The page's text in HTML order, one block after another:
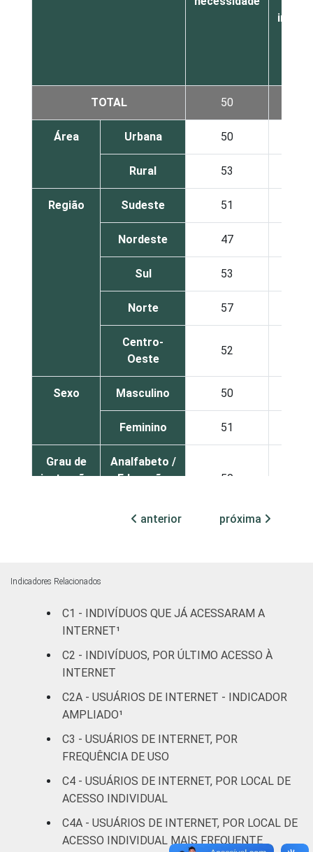
TOTAL 50
Área Urbana 50
Rural 53
Região Sudeste 51
Nordeste 47
Sul 53
Norte 57
Centro-
Oeste
52
Sexo Masculino 50
Feminino 51
Grau de
instrução
Analfabeto /
Educação
50
51
Faixa
etária
De 10 a 15
anos
anos
50
De 25 a 34
anos
56
De 35 a 44
anos
De 45 a 59
51 66
anterior próxima
Indicadores Relacionados
C1 - INDIVÍDUOS QUE JÁ ACESSARAM A
INTERNET¹
C2 - INDIVÍDUOS, POR ÚLTIMO ACESSO À
INTERNET
C2A - USUÁRIOS DE INTERNET - INDICADOR
AMPLIADO¹
C3 - USUÁRIOS DE INTERNET, POR
FREQUÊNCIA DE USO
C4 - USUÁRIOS DE INTERNET, POR LOCAL DE
ACESSO INDIVIDUAL
C4A - USUÁRIOS DE INTERNET, POR LOCAL DE
ACESSO INDIVIDUAL MAIS FREQUENTE